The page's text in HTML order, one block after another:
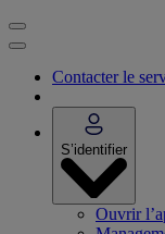
Contacter le
S’identifier
Ouvrir